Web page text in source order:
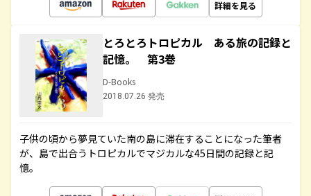
詳細を見る
とろとろトロピカル ある旅の記録と
記憶。 第3巻
D-Books
2018.07.26 発売
子供の頃から夢見ていた南の島に滞在することになった筆者
が、島で出合うトロピカルでマジカルな45日間の記録と記
憶。